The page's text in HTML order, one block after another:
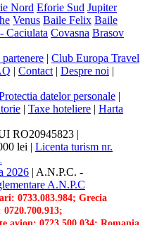
Nord Eforie Sud Jupiter
Venus Baile Felix Baile
Caciulata Covasna Brasov
| Club Europa Travel
| Contact | Despre noi |
datelor personale |
| Taxe hoteliere | Harta
RO20945823 |
lei | Licenta turism nr.
2026 | A.N.P.C. -
A.N.P.C
0733.083.984; Grecia